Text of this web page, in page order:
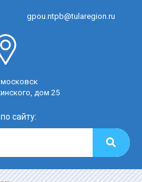
gpou.ntpb@tularegion.ru
дом 25
сайту: